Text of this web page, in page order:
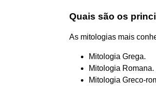
Quais são os
As mitologias mais
Mitologia Grega.
Mitologia Romana.
Mitologia Greco-